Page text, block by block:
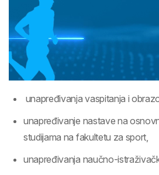
Nove mogućnosti
sportiste
Naučno-istraživačka laboratorija je
unapređivanja vaspitanja i
unapređivanje nastave na
studijama na fakultetu za sport,
unapređivanja naučno-